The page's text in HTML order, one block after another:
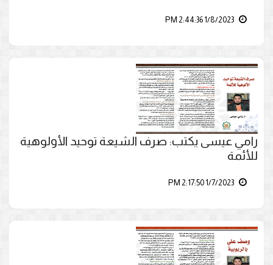
رامي عيسى يكتب: صرف الشيعة توحيد الأولوهية
للأئمة